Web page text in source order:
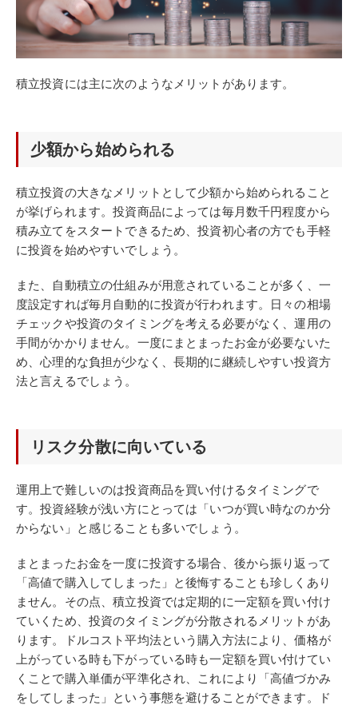
積立投資には主に次のようなメリットがあります。
少額から始められる
積立投資の大きなメリットとして少額から始められること
が挙げられます。投資商品によっては毎月数千円程度から
積み立てをスタートできるため、投資初心者の方でも手軽
に投資を始めやすいでしょう。
また、自動積立の仕組みが用意されていることが多く、一
度設定すれば毎月自動的に投資が行われます。日々の相場
チェックや投資のタイミングを考える必要がなく、運用の
手間がかかりません。一度にまとまったお金が必要ないた
め、心理的な負担が少なく、長期的に継続しやすい投資方
法と言えるでしょう。
リスク分散に向いている
運用上で難しいのは投資商品を買い付けるタイミングで
す。投資経験が浅い方にとっては「いつが買い時なのか分
からない」と感じることも多いでしょう。
まとまったお金を一度に投資する場合、後から振り返って
「高値で購入してしまった」と後悔することも珍しくあり
ません。その点、積立投資では定期的に一定額を買い付け
ていくため、投資のタイミングが分散されるメリットがあ
ります。ドルコスト平均法という購入方法により、価格が
上がっている時も下がっている時も一定額を買い付けてい
くことで購入単価が平準化され、これにより「高値づかみ
をしてしまった」という事態を避けることができます。ド